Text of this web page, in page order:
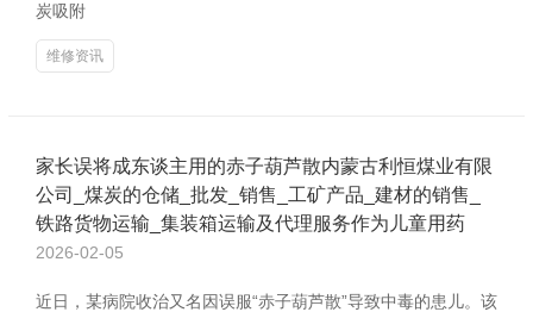
炭吸附
维修资讯
家长误将成东谈主用的赤子葫芦散内蒙古利恒煤业有限
公司_煤炭的仓储_批发_销售_工矿产品_建材的销售_
铁路货物运输_集装箱运输及代理服务作为儿童用药
2026-02-05
近日，某病院收治又名因误服“赤子葫芦散”导致中毒的患儿。该